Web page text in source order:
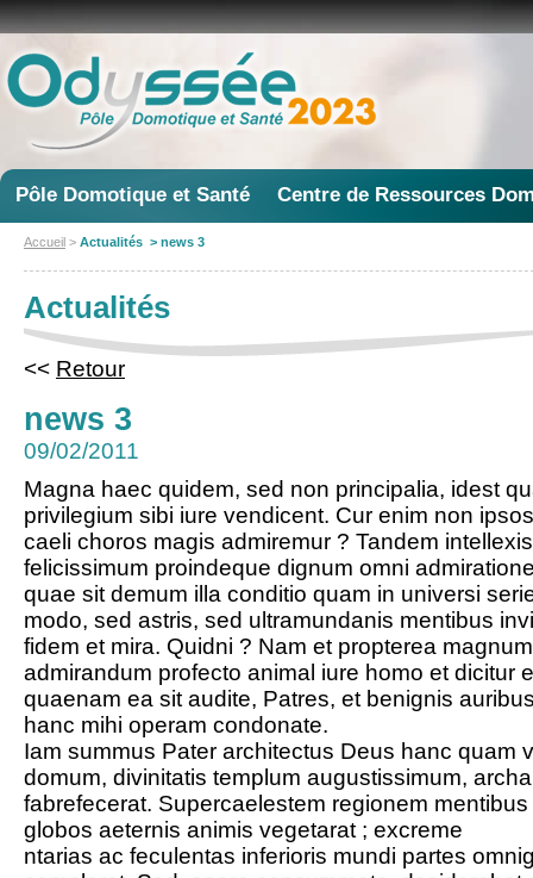
Pôle Domotique et Santé Centre de Ressources
Accueil > Actualités > news 3
Actualités
<< Retour
news 3
09/02/2011
Magna haec quidem, sed non principalia, idest
privilegium sibi iure vendicent. Cur enim non
caeli choros magis admiremur ? Tandem
felicissimum proindeque dignum omni
quae sit demum illa conditio quam in universi
modo, sed astris, sed ultramundanis mentibus
fidem et mira. Quidni ? Nam et propterea
admirandum profecto animal iure homo et dicitur
quaenam ea sit audite, Patres, et benignis
hanc mihi operam condonate.
Iam summus Pater architectus Deus hanc quam
domum, divinitatis templum augustissimum,
fabrefecerat. Supercaelestem regionem
globos aeternis animis vegetarat ; excreme
ntarias ac feculentas inferioris mundi partes